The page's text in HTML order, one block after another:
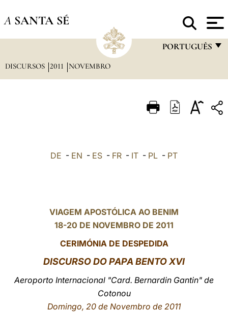
A SANTA SÉ
PORTUGUÊS
ITALIANO
中文
LATINE
DISCURSOS 2011 NOVEMBRO
DE - EN - ES - FR - IT - PL - PT
VIAGEM APOSTÓLICA AO BENIM
18-20 DE NOVEMBRO DE 2011
CERIMÓNIA DE DESPEDIDA
DISCURSO DO PAPA BENTO XVI
Aeroporto Internacional "Card. Bernardin Gantin" de
Cotonou
Domingo, 20 de Novembro de 2011